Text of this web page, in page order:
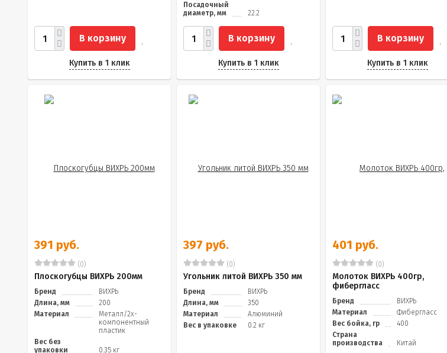
В корзину
Купить в 1 клик
Посадочный
диаметр, мм
22.2
В корзину
Купить в 1 клик
В корзину
Купить в 1 клик
391 руб.
(0)
Плоскогубцы ВИХРЬ 200мм
Бренд
ВИХРЬ
Длина, мм
200
Материал
Металл/2х-
компонентный
пластик
Вес без
упаковки
0.35 кг
397 руб.
(0)
Угольник литой ВИХРЬ 350 мм
Бренд
ВИХРЬ
Длина, мм
350
Материал
Алюминий
Вес в упаковке
0.2 кг
401 руб.
(0)
Молоток ВИХРЬ 400гр,
фибергласс
Бренд
ВИХРЬ
Материал
Фибергласс
Вес бойка, гр
400
Страна
производства
Китай